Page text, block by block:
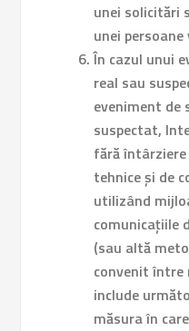
unei solicitări
unei
În cazul unui
real sau
eveniment de
suspectat,
fără
tehnice și de
utilizând
comunicațiile
(sau altă
convenit
include
măsura în